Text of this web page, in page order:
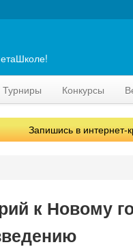
Турниры Конкурсы
Запишись в интернет-
к Новому